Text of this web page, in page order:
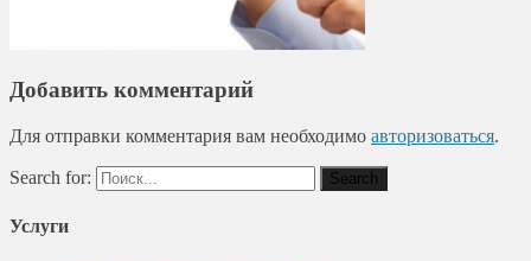
Добавить комментарий
Для отправки комментария вам необходимо авторизоваться.
Search for:
Услуги